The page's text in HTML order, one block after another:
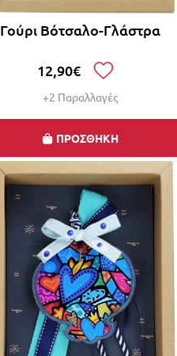
Γούρι Βότσαλο-Γλάστρα
12,90€
+2 Παραλλαγές
ΠΡΟΣΘΗΚΗ